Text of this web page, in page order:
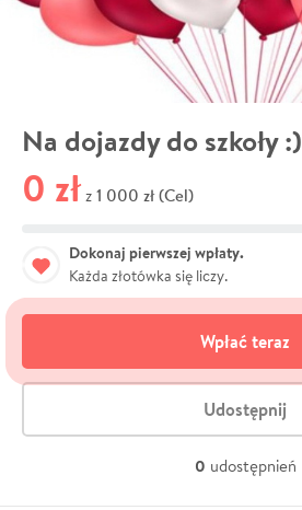
Na dojazdy do szkoły :)
0 zł z 1 000 zł (Cel)
Dokonaj pierwszej wpłaty.
Każda złotówka się liczy.
Wpłać teraz
Udostępnij
0 udostępnień